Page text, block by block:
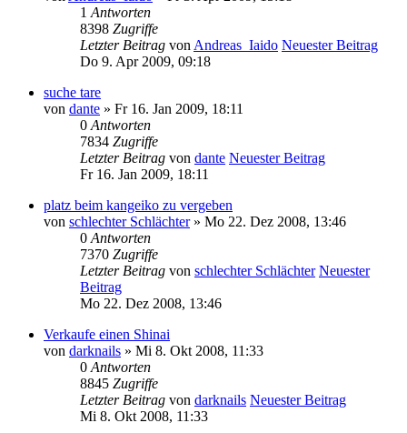
1 Antworten
8398 Zugriffe
Letzter Beitrag von Andreas_Iaido Neuester Beitrag
Do 9. Apr 2009, 09:18
suche tare
von dante » Fr 16. Jan 2009, 18:11
0 Antworten
7834 Zugriffe
Letzter Beitrag von dante Neuester Beitrag
Fr 16. Jan 2009, 18:11
platz beim kangeiko zu vergeben
von schlechter Schlächter» Mo 22. Dez 2008, 13:46
0 Antworten
7370 Zugriffe
Letzter Beitrag von schlechter Schlächter Neuester
Beitrag
Mo 22. Dez 2008, 13:46
Verkaufe einen Shinai
von darknails » Mi 8. Okt 2008, 11:33
0 Antworten
8845 Zugriffe
Letzter Beitrag von darknails Neuester Beitrag
Mi 8. Okt 2008, 11:33